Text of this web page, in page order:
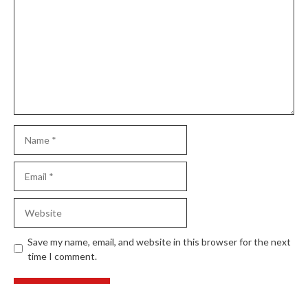
Save my name, email, and website in this browser for the next
time I comment.